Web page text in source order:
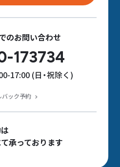
のお問い合わせ
173734
17:00 (日・祝除く)
バック予約
承っております